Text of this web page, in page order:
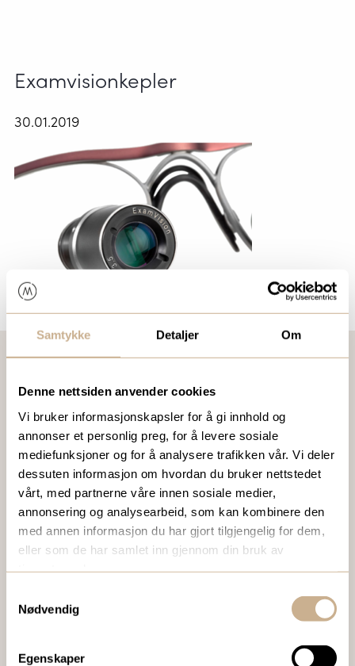
Samtykke Detaljer Om
Denne nettsiden anvender cookies
Vi bruker informasjonskapsler for å gi innhold og
annonser et personlig preg, for å levere sosiale
mediefunksjoner og for å analysere trafikken vår. Vi deler
dessuten informasjon om hvordan du bruker nettstedet
vårt, med partnerne våre innen sosiale medier,
annonsering og analysearbeid, som kan kombinere den
med annen informasjon du har gjort tilgjengelig for dem,
eller som de har samlet inn gjennom din bruk av
Nødvendig
Egenskaper
Examvisionkepler
30.01.2019
VIL DU VITE MER OM VÅRE PRODUKTER?
Ta kontakt med en av våre medarbeidere, eller send en e-
post til ortomedic@ortomedic.no
Ta kontakt
BESTILL VÅRT GRATIS KUNDEMAGASIN
med siste nytt innenfor ortopedi, traume, kirurgi, hospital